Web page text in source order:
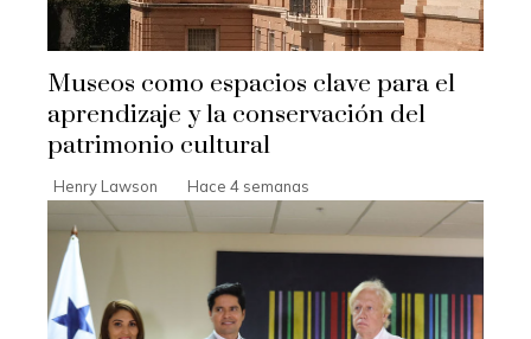
Museos como espacios clave para el
aprendizaje y la conservación del
patrimonio cultural
Henry Lawson Hace 4 semanas